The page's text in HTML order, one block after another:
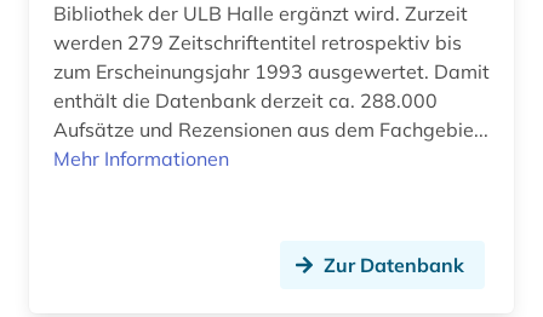
Bibliothek der ULB Halle ergänzt wird. Zurzeit
werden 279 Zeitschriftentitel retrospektiv bis
zum Erscheinungsjahr 1993 ausgewertet. Damit
enthält die Datenbank derzeit ca. 288.000
Aufsätze und Rezensionen aus dem Fachgebie...
Mehr Informationen
Zur Datenbank